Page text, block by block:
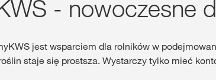
- nowoczesne
jest wsparciem dla rolników w
staje się prostsza. Wystarczy tylko mieć